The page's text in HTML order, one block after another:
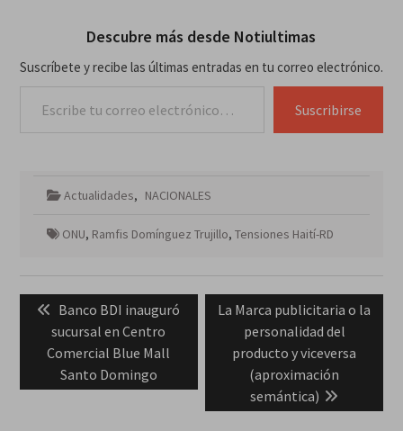
Descubre más desde Notiultimas
Suscríbete y recibe las últimas entradas en tu correo electrónico.
Suscribirse
Actualidades, NACIONALES
ONU, Ramfis Domínguez Trujillo, Tensiones Haití-RD
Navegación
entradas
Previous
post:
Banco BDI inauguró
sucursal en Centro
Comercial Blue Mall
Santo Domingo
Next
post:
La Marca publicitaria o la
personalidad del
producto y viceversa
(aproximación
semántica)